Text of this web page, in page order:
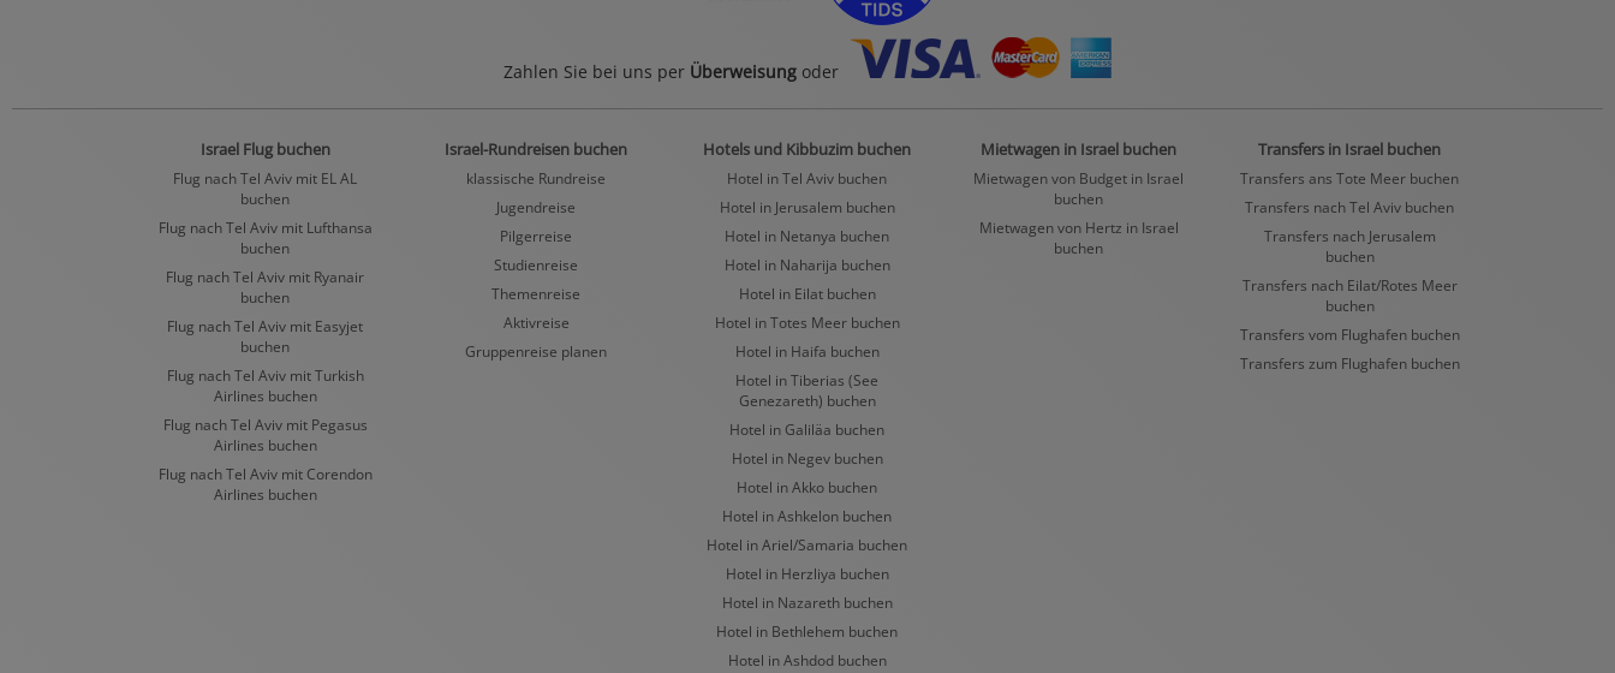
Zahlen Sie bei uns per Überweisungoder
Israel Flug buchen
Flug nach Tel Aviv mit EL AL
buchen
Flug nach Tel Aviv mit Lufthansa
buchen
Flug nach Tel Aviv mit Ryanair
buchen
Flug nach Tel Aviv mit Easyjet
buchen
Flug nach Tel Aviv mit Turkish
Airlines buchen
Flug nach Tel Aviv mit Pegasus
Airlines buchen
Flug nach Tel Aviv mit Corendon
Airlines buchen
Israel-Rundreisen buchen
klassische Rundreise
Jugendreise
Pilgerreise
Studienreise
Themenreise
Aktivreise
Gruppenreise planen
Hotels und Kibbuzim buchen
Hotel in Tel Aviv buchen
Hotel in Jerusalem buchen
Hotel in Netanya buchen
Hotel in Naharija buchen
Hotel in Eilat buchen
Hotel in Totes Meer buchen
Hotel in Haifa buchen
Hotel in Tiberias (See
Genezareth) buchen
Hotel in Galiläa buchen
Hotel in Negev buchen
Hotel in Akko buchen
Hotel in Ashkelon buchen
Hotel in Ariel/Samaria buchen
Hotel in Herzliya buchen
Hotel in Nazareth buchen
Hotel in Bethlehem buchen
Hotel in Ashdod buchen
Mietwagen in Israel buchen
Mietwagen von Budget in Israel
buchen
Mietwagen von Hertz in Israel
buchen
Transfers in Israel buchen
Transfers ans Tote Meer buchen
Transfers nach Tel Aviv buchen
Transfers nach Jerusalem
buchen
Transfers nach Eilat/Rotes Meer
buchen
Transfers vom Flughafen buchen
Transfers zum Flughafen buchen